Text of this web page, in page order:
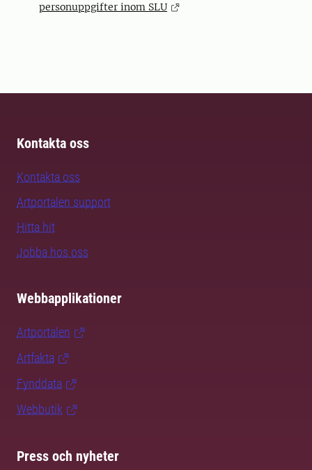
personuppgifter inom SLU
Kontakta oss
Kontakta oss
Artportalen support
Hitta hit
Jobba hos oss
Webbapplikationer
Artportalen
Artfakta
Fynddata
Webbutik
Press och nyheter